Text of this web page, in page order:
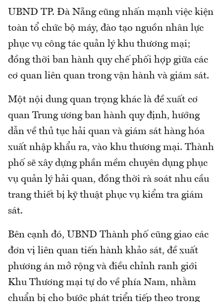
UBND TP. Đà Nẵng cũng nhấn mạnh việc kiện
toàn tổ chức bộ máy, đào tạo nguồn nhân lực
phục vụ công tác quản lý khu thương mại;
đồng thời ban hành quy chế phối hợp giữa các
cơ quan liên quan trong vận hành và giám sát.
Một nội dung quan trọng khác là đề xuất cơ
quan Trung ương ban hành quy định, hướng
dẫn về thủ tục hải quan và giám sát hàng hóa
xuất nhập khẩu ra, vào khu thương mại. Thành
phố sẽ xây dựng phần mềm chuyên dụng phục
vụ quản lý hải quan, đồng thời rà soát nhu cầu
trang thiết bị kỹ thuật phục vụ kiểm tra giám
sát.
Bên cạnh đó, UBND Thành phố cũng giao các
đơn vị liên quan tiến hành khảo sát, đề xuất
phương án mở rộng và điều chỉnh ranh giới
Khu Thương mại tự do về phía Nam, nhằm
chuẩn bị cho bước phát triển tiếp theo trong